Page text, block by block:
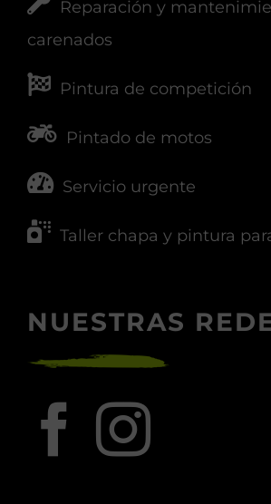
Reparación y
carenados
Pintura de competición
Pintado de motos
Servicio urgente
Taller chapa y pintura
NUESTRAS